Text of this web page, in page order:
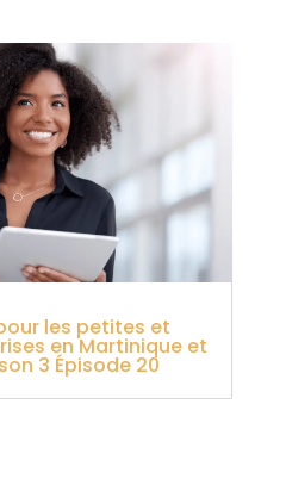
les petites et
en Martinique et
3 Épisode 20